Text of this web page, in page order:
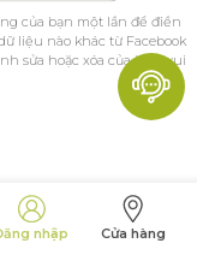
nhập Cửa hàng
của bạn một lần để điền
liệu nào khác từ Facebook
sửa hoặc xóa của bạn, vui
nhóm
nghiệm
thể
thu